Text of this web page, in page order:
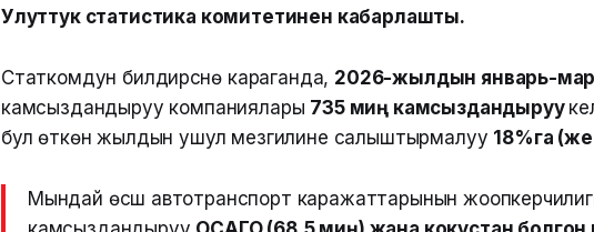
Улуттук статистика комитетинен кабарлашты.
Статкомдун билдирүүсүнө караганда, 2026-жылдын январь-
камсыздандыруу компаниялары 735 миң камсыздандыруу
бул өткөн жылдын ушул мезгилине салыштырмалуу 18%га (же
Мындай өсүш автотранспорт каражаттарынын